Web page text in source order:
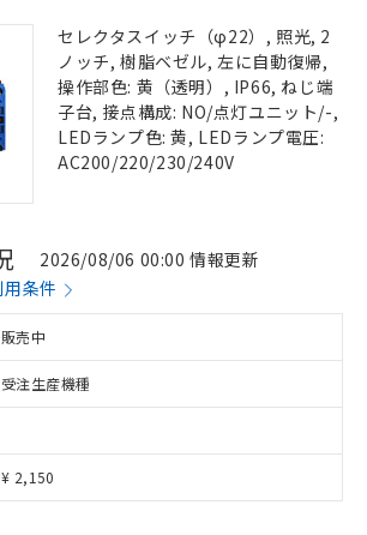
セレクタスイッチ（φ22）, 照光, 2
ノッチ, 樹脂ベゼル, 左に自動復帰,
操作部色: 黄（透明）, IP66, ねじ端
子台, 接点構成: NO/点灯ユニット/-,
LEDランプ色: 黄, LEDランプ電圧:
AC200/220/230/240V
2026/08/06 00:00 情報更新
条件
販売中
受注生産機種
¥ 2,150